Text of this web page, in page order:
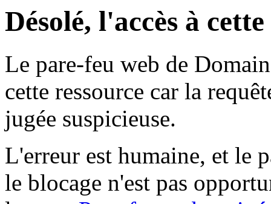
Désolé, l'accès à
Le pare-feu web de
cette ressource car la
jugée suspicieuse.
L'erreur est humaine, et le
le blocage n'est pas